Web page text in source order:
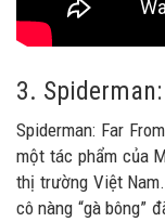
3.
Spiderman: Far
một tác phẩm của
thị trường Việt
cô nàng “gà bông”